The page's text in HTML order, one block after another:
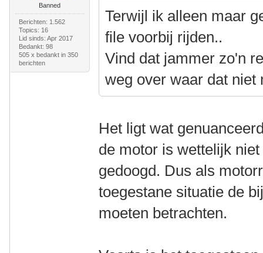
Banned
Berichten: 1.562
Topics: 16
Lid sinds: Apr 2017
Bedankt: 98
505 x bedankt in 350
berichten
Terwijl ik alleen maar
file voorbij rijden..
Vind dat jammer zo'n
weg over waar dat niet
Het ligt wat
de motor is wettelijk
gedoogd. Dus als
toegestane situatie de
moeten betrachten.